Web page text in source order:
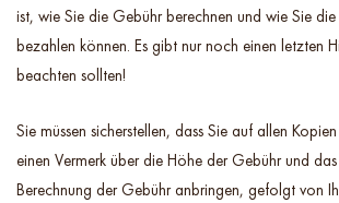
ist, wie Sie die Gebühr berechnen und wie Sie
bezahlen können. Es gibt nur noch einen letzten
beachten sollten!
Sie müssen sicherstellen, dass Sie auf allen
einen Vermerk über die Höhe der Gebühr und
Berechnung der Gebühr anbringen, gefolgt von